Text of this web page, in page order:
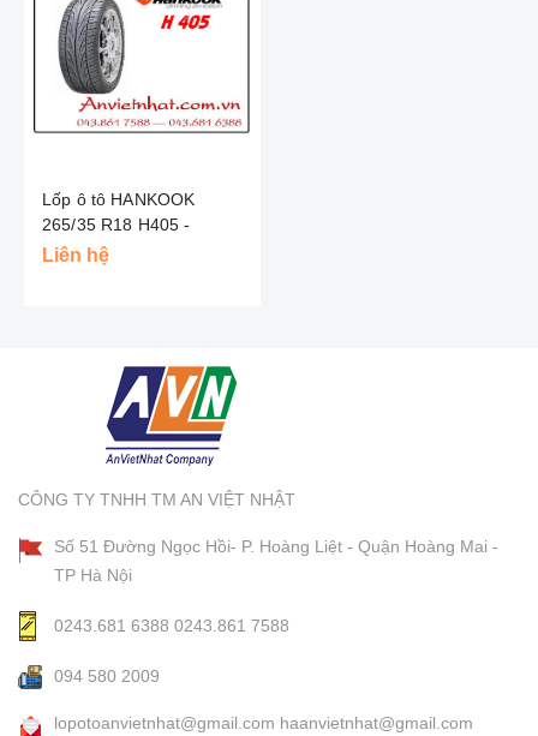
Lốp ô tô HANKOOK
265/35 R18 H405 -
KOREA
Liên hệ
CÔNG TY TNHH TM AN VIỆT NHẬT
Số 51 Đường Ngọc Hồi- P. Hoàng Liệt - Quận Hoàng Mai -
TP Hà Nội
0243.681 6388 0243.861 7588
094 580 2009
lopotoanvietnhat@gmail.com haanvietnhat@gmail.com